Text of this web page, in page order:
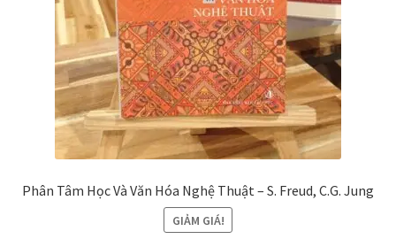
Phân Tâm Học Và Văn Hóa Nghệ Thuật – S. Freud, C.G. Jung
GIẢM GIÁ!